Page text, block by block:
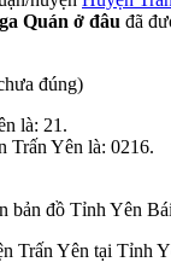
Quán ở đâu đã
đúng)
là: 21.
Trấn Yên là: 0216.
bản đồ Tỉnh Yên Bái
Trấn Yên tại Tỉnh